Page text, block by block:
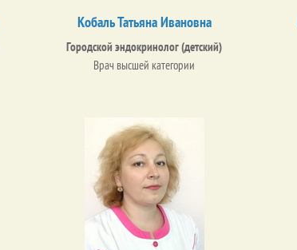
Кобаль Татьяна Ивановна
Городской эндокринолог (детский)
Врач высшей категории